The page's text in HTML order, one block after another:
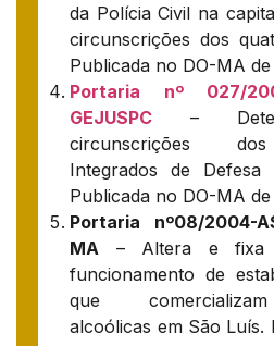
da Polícia Civil na
circunscrições dos
Publicada no DO-MA de
Portaria nº 027/
GEJUSPC –
circunscrições
Integrados de Defesa
Publicada no DO-MA de
Portaria nº08/2004-
MA – Altera e fixa
funcionamento de
que
alcoólicas em São Luís.